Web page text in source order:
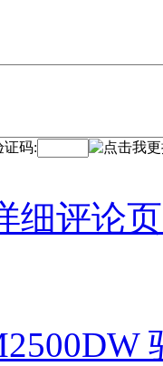
证码:
细评论